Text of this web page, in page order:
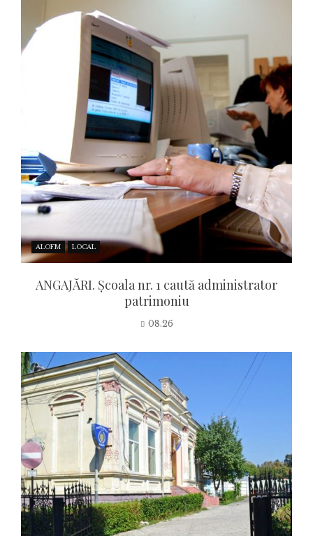
ALOFM LOCAL
ANGAJĂRI. Școala nr. 1 caută administrator
patrimoniu
08.26